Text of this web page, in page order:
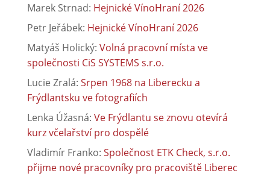
Marek Strnad: Hejnické VínoHraní 2026
Petr Jeřábek: Hejnické VínoHraní 2026
Matyáš Holický: Volná pracovní místa ve
společnosti CiS SYSTEMS s.r.o.
Lucie Zralá: Srpen 1968 na Liberecku a
Frýdlantsku ve fotografiích
Lenka Úžasná: Ve Frýdlantu se znovu otevírá
kurz včelařství pro dospělé
Vladimír Franko: Společnost ETK Check, s.r.o.
přijme nové pracovníky pro pracoviště Liberec